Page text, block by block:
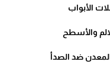
الأبواب
والأسطح
ضد الصدأ